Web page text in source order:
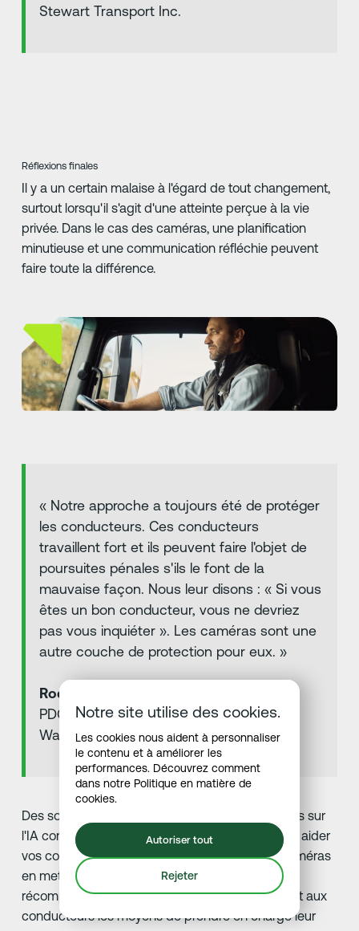
Stewart Transport Inc.
Réflexions finales
Il y a un certain malaise à l'égard de tout changement,
surtout lorsqu'il s'agit d'une atteinte perçue à la vie
privée. Dans le cas des caméras, une planification
minutieuse et une communication réfléchie peuvent
faire toute la différence.
« Notre approche a toujours été de protéger
les conducteurs. Ces conducteurs
travaillent fort et ils peuvent faire l'objet de
poursuites pénales s'ils le font de la
mauvaise façon. Nous leur disons : « Si vous
êtes un bon conducteur, vous ne devriez
pas vous inquiéter ». Les caméras sont une
autre couche de protection pour eux. »
Rod Cooper
PDG de Classic Transportation &
Warehousing.
Des solutions avancées de sécurité vidéo basées sur
l'IA comme le chauffeur de Netradyne•I peuvent aider
vos conducteurs à embarquement avec des caméras
en mettant l'accent sur la reconnaissance et la
récompense de la bonne conduite et en donnant aux
conducteurs les moyens de prendre en charge leur
Notre site utilise des cookies.
Les cookies nous aident à personnaliser
le contenu et à améliorer les
performances. Découvrez comment
dans notre Politique en matière de
cookies.
Autoriser tout
Rejeter